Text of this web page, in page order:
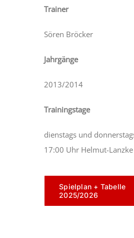
Trainer
Sören Bröcker
Jahrgänge
2013/2014
Trainingstage
dienstags und
17:00 Uhr Helmut-
Spielplan + Tabelle
2025/2026